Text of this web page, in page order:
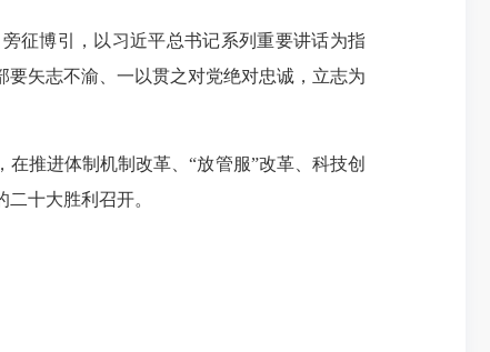
征博引，以习近平总书记系列重要讲话为指
矢志不渝、一以贯之对党绝对忠诚，立志为
推进体制机制改革、“放管服”改革、科技创
十大胜利召开。